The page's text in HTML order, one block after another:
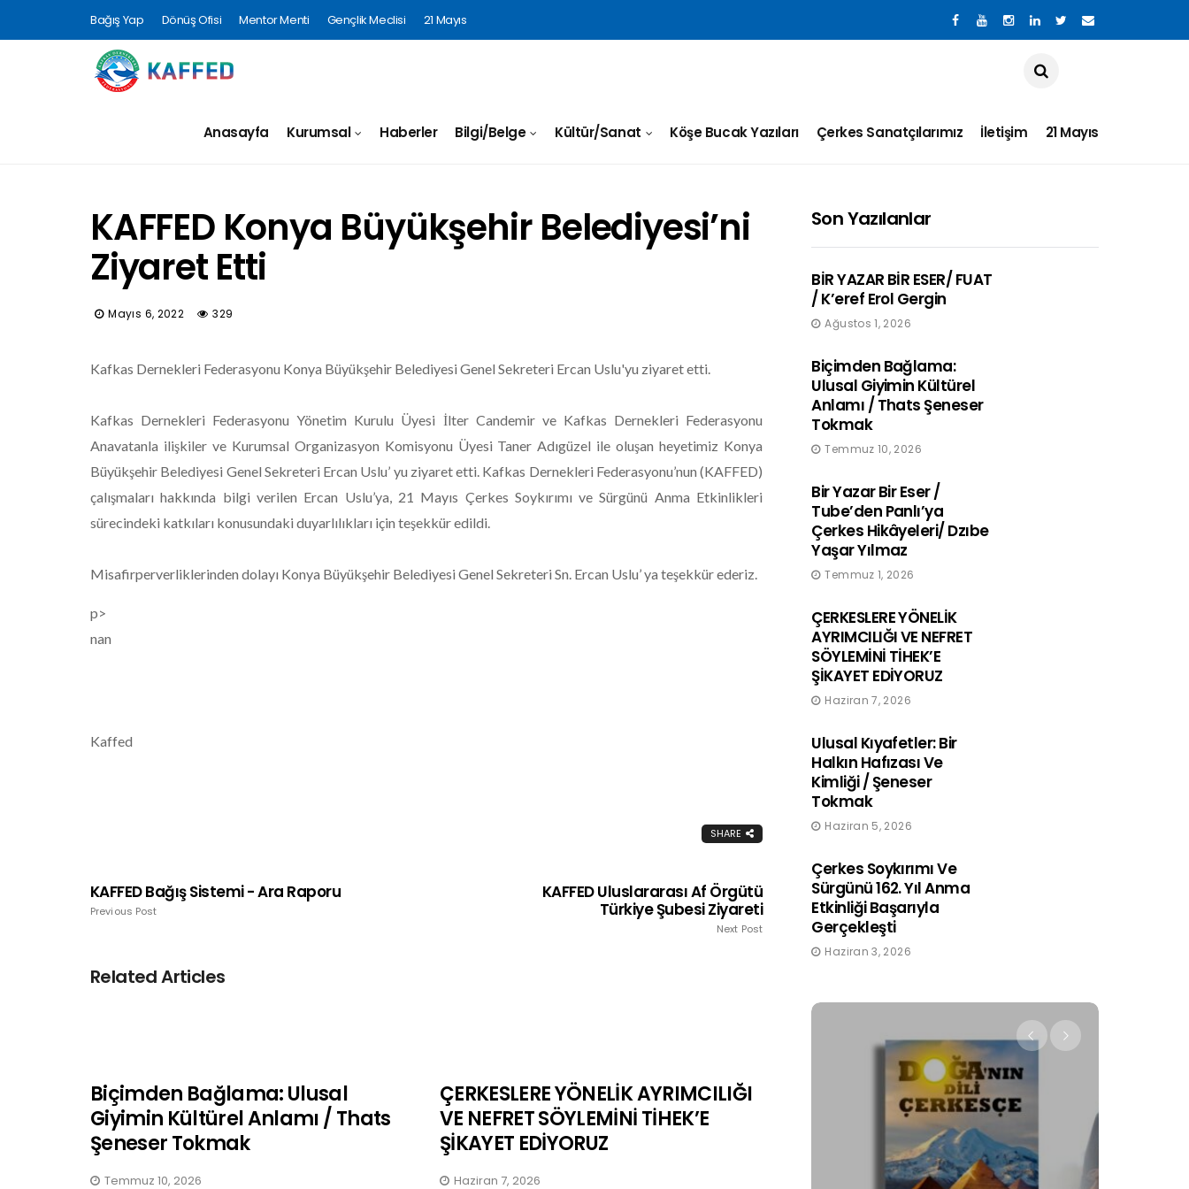
Bağış Yap Dönüş Ofisi Mentor Menti Gençlik Meclisi 21 Mayıs
Anasayfa Kurumsal Haberler Bilgi/Belge Kültür/Sanat Köşe Bucak Yazıları Çerkes Sanatçılarımız İletişim 21 Mayıs
KAFFED Konya Büyükşehir Belediyesi’ni
Ziyaret Etti
Mayıs 6, 2022 329
Kafkas Dernekleri Federasyonu Konya Büyükşehir Belediyesi Genel Sekreteri Ercan Uslu'yu ziyaret etti.
Kafkas Dernekleri Federasyonu Yönetim Kurulu Üyesi İlter Candemir ve Kafkas Dernekleri Federasyonu
Anavatanla ilişkiler ve Kurumsal Organizasyon Komisyonu Üyesi Taner Adıgüzel ile oluşan heyetimiz Konya
Büyükşehir Belediyesi Genel Sekreteri Ercan Uslu’ yu ziyaret etti. Kafkas Dernekleri Federasyonu’nun (KAFFED)
çalışmaları hakkında bilgi verilen Ercan Uslu’ya, 21 Mayıs Çerkes Soykırımı ve Sürgünü Anma Etkinlikleri
sürecindeki katkıları konusundaki duyarlılıkları için teşekkür edildi.
Misafirperverliklerinden dolayı Konya Büyükşehir Belediyesi Genel Sekreteri Sn. Ercan Uslu’ ya teşekkür ederiz.
p>
nan
Kaffed
SHARE
KAFFED Bağış Sistemi - Ara Raporu
Previous Post
KAFFED Uluslararası Af Örgütü
Türkiye Şubesi Ziyareti
Next Post
Related Articles
Biçimden Bağlama: Ulusal
Giyimin Kültürel Anlamı / Thats
Şeneser Tokmak
Temmuz 10, 2026
ÇERKESLERE YÖNELİK AYRIMCILIĞI
VE NEFRET SÖYLEMİNİ TİHEK’E
ŞİKAYET EDİYORUZ
Haziran 7, 2026
Son Yazılanlar
BİR YAZAR BİR ESER/ FUAT
/ K’eref Erol Gergin
Ağustos 1, 2026
Biçimden Bağlama:
Ulusal Giyimin Kültürel
Anlamı / Thats Şeneser
Tokmak
Temmuz 10, 2026
Bir Yazar Bir Eser /
Tube’den Panlı’ya
Çerkes Hikâyeleri/ Dzıbe
Yaşar Yılmaz
Temmuz 1, 2026
ÇERKESLERE YÖNELİK
AYRIMCILIĞI VE NEFRET
SÖYLEMİNİ TİHEK’E
ŞİKAYET EDİYORUZ
Haziran 7, 2026
Ulusal Kıyafetler: Bir
Halkın Hafızası Ve
Kimliği / Şeneser
Tokmak
Haziran 5, 2026
Çerkes Soykırımı Ve
Sürgünü 162. Yıl Anma
Etkinliği Başarıyla
Gerçekleşti
Haziran 3, 2026